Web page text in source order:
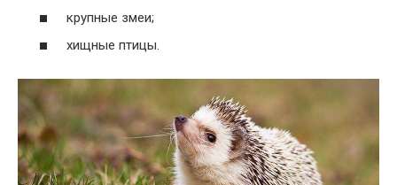
крупные змеи;
хищные птицы.